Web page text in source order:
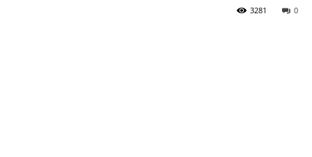
0
3281